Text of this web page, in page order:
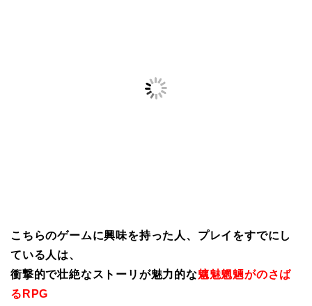
こちらのゲームに興味を持った人、プレイをすでにし
ている人は、
衝撃的で壮絶なストーリが魅力的な魑魅魍魎がのさば
るRPG